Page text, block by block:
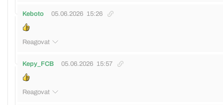
Keboto 05.06.2026 15:26
Reagovat
Kepy_FCB 05.06.2026 15:57
Reagovat